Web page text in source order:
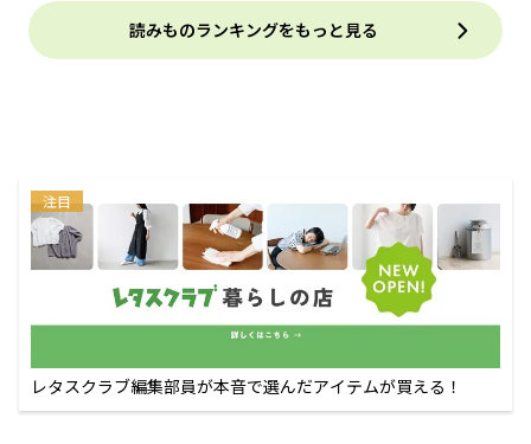
読みものランキングをもっと見る
注目
レタスクラブ編集部員が本音で選んだアイテムが買える！